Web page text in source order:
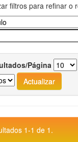
filtros para refinar o
Página
1-1 de 1.